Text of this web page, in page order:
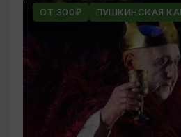
ОТ 300₽ ПУШКИНСКАЯ